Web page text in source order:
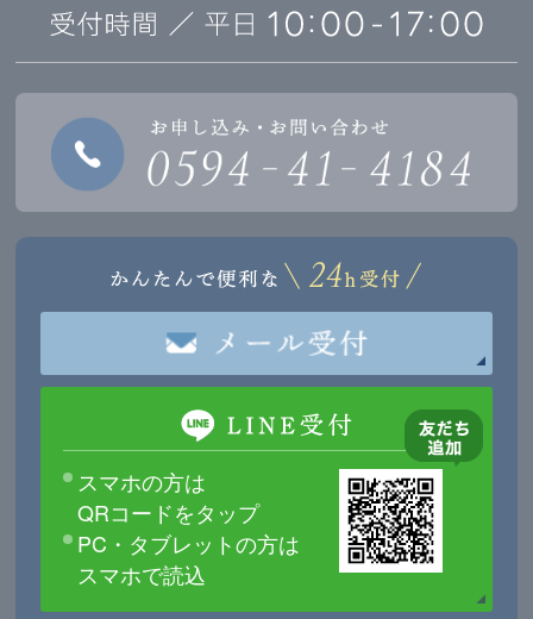
スマホの方は
QRコードをタップ
PC・タブレットの方は
スマホで読込